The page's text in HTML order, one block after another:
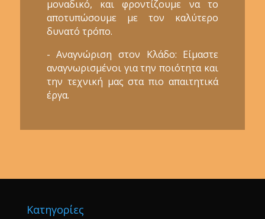
μοναδικό, και φροντίζουμε να το
αποτυπώσουμε με τον καλύτερο
δυνατό τρόπο.
- Αναγνώριση στον Κλάδο: Είμαστε
αναγνωρισμένοι για την ποιότητα και
την τεχνική μας στα πιο απαιτητικά
έργα.
Κατηγορίες